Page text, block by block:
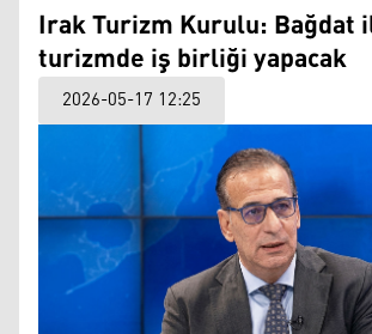
Irak Turizm Kurulu: Bağdat
turizmde iş birliği yapacak
2026-05-17 12:25